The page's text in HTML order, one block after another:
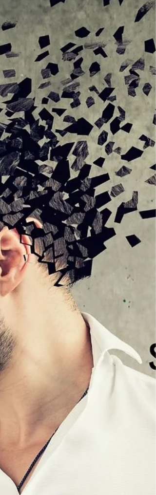
Pare para refletir sobre isso... Se você estiver lendo
esse texto cedinho, considere como ontem. Todos
os dias podemos aprender coisas...